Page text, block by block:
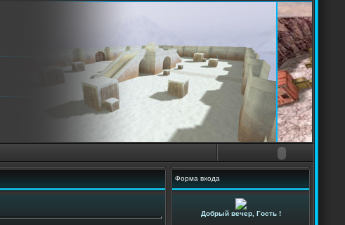
Форма входа
Добрый вечер, Гость !